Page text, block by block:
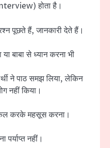
होता है।
पूछते हैं, जानकारी देते हैं।
बाबा से ध्यान करना भी
ने पाठ समझ लिया, लेकिन
नहीं किया।
करके महसूस करना।
नहीं।